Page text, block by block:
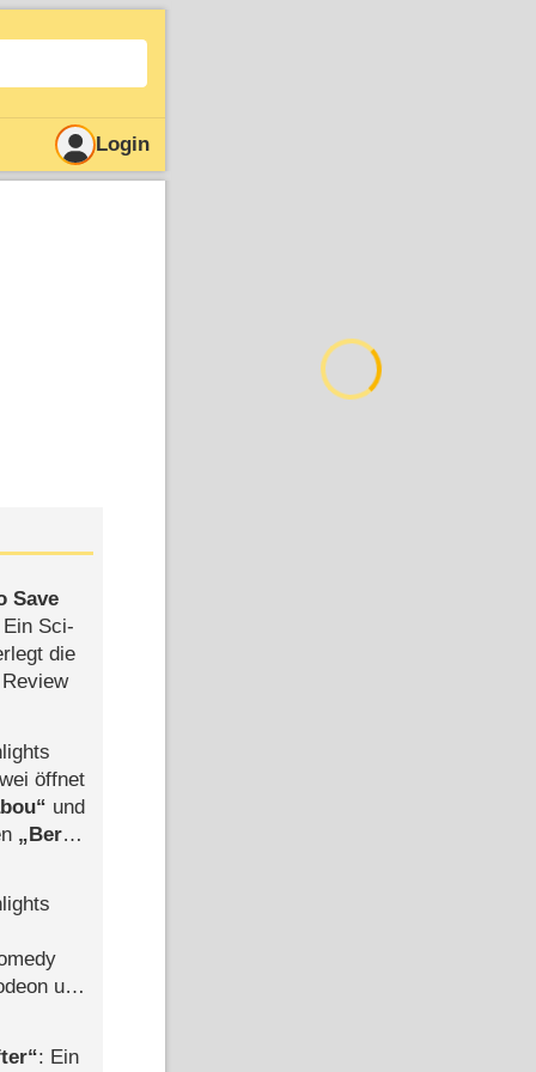
Login
Save
Ein Sci-
die
öffnet
und
Berlin
und
: Ein